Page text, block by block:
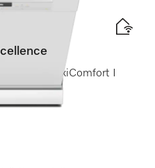
MaxiComfort I
énergétique